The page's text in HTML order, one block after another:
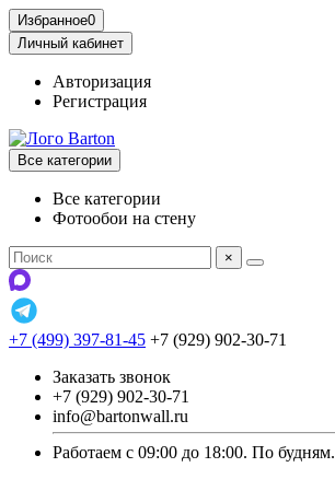
Избранное0
Личный кабинет
Авторизация
Регистрация
Все категории
Все категории
Фотообои на стену
×
+7 (499) 397-81-45 +7 (929) 902-30-71
Заказать звонок
+7 (929) 902-30-71
info@bartonwall.ru
Работаем с 09:00 до 18:00. По будням.